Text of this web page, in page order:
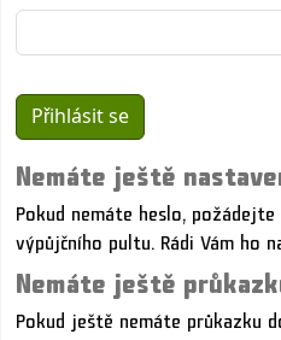
Nemáte ještě
Pokud nemáte heslo,
výpůjčního pultu. Rádi Vám ho
Nemáte ještě
Pokud ještě nemáte průkazku